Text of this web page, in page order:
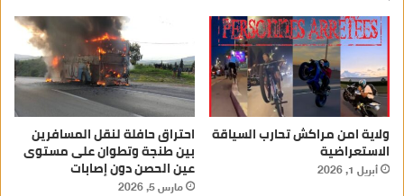
ولاية امن مراكش تحارب السياقة
الاستعراضية
أبريل 1, 2026
احتراق حافلة لنقل المسافرين
بين طنجة وتطوان على مستوى
عين الحصن دون إصابات
مارس 5, 2026